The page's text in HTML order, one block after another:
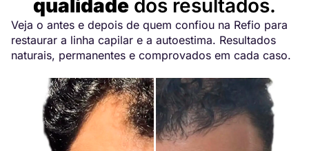
qualidade dos resultados.
Veja o antes e depois de quem confiou na Refio para
restaurar a linha capilar e a autoestima. Resultados
naturais, permanentes e comprovados em cada caso.